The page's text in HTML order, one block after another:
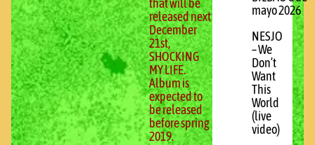
that will be
released next
December
21st,
SHOCKING
MY LIFE.
Album is
expected to
be released
before spring
2019.
mayo 2026
NESJO
– We
Don’t
Want
This
World
(live
video)